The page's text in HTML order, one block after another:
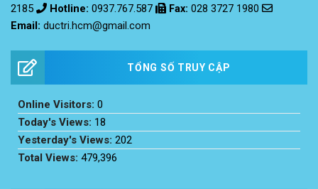
2185
Hotline: 0937.767.587 Fax: 028 3727 1980
Email: ductri.hcm@gmail.com
TỔNG SỐ TRUY CẬP
Online Visitors: 0
Today's Views: 18
Yesterday's Views: 202
Total Views: 479,396